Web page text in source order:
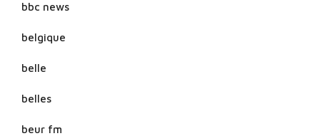
bbc news
belgique
belle
belles
beur fm